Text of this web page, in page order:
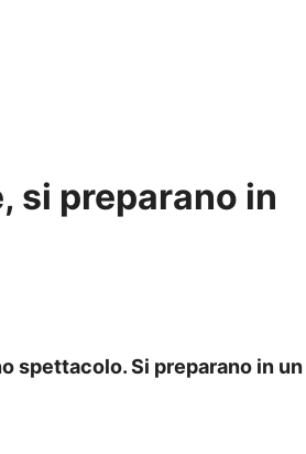
si preparano in
spettacolo. Si preparano in un